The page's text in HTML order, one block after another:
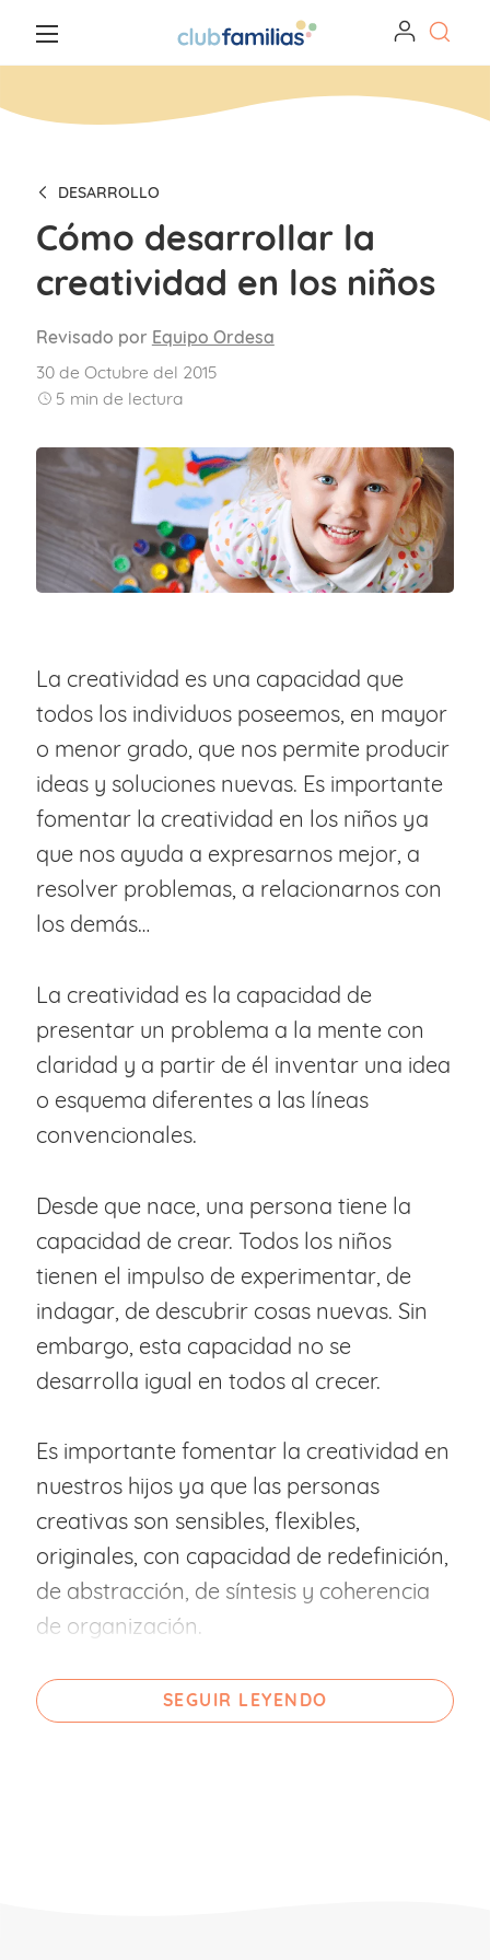
DESARROLLO
Cómo desarrollar la
creatividad en los niños
Revisado por Equipo Ordesa
30 de Octubre del 2015
5 min de lectura
La creatividad es una capacidad que
todos los individuos poseemos, en mayor
o menor grado, que nos permite producir
ideas y soluciones nuevas. Es importante
fomentar la creatividad en los niños ya
que nos ayuda a expresarnos mejor, a
resolver problemas, a relacionarnos con
los demás…
La creatividad es la capacidad de
presentar un problema a la mente con
claridad y a partir de él inventar una idea
o esquema diferentes a las líneas
convencionales.
Desde que nace, una persona tiene la
capacidad de crear. Todos los niños
tienen el impulso de experimentar, de
indagar, de descubrir cosas nuevas. Sin
embargo, esta capacidad no se
desarrolla igual en todos al crecer.
Es importante fomentar la creatividad en
nuestros hijos ya que las personas
creativas son sensibles, flexibles,
originales, con capacidad de redefinición,
de abstracción, de síntesis y coherencia
de organización.
Así, la creatividad presenta los siguientes
beneficios:
SEGUIR LEYENDO